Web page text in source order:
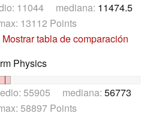
11044 mediana: 11474.5
13112 Points
Mostrar tabla de comparación
Physics
55905 mediana: 56773
58897 Points